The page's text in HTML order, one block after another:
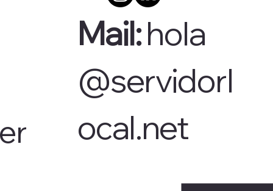
Mail:hola
@servidorl
ocal.net